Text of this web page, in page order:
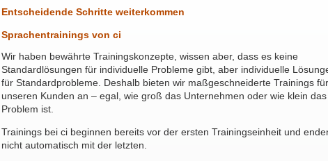
Entscheidende Schritte weiterkommen
Sprachentrainings von ci
Wir haben bewährte Trainingskonzepte, wissen aber, dass es keine
Standardlösungen für individuelle Probleme gibt, aber individuelle
für Standardprobleme. Deshalb bieten wir maßgeschneiderte Trainings für
unseren Kunden an – egal, wie groß das Unternehmen oder wie klein das
Problem ist.
Trainings bei ci beginnen bereits vor der ersten Trainingseinheit und
nicht automatisch mit der letzten.